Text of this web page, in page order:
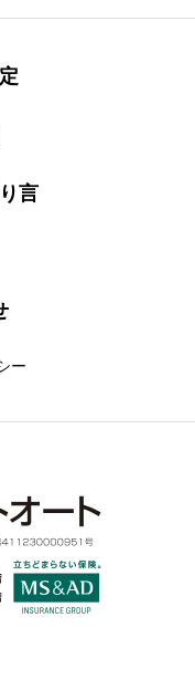
言
ー